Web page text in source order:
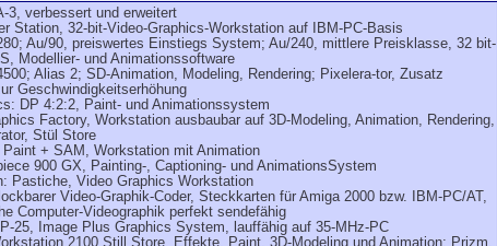
3, verbessert und erweitert
Station, 32-bit-Video-Graphics-Workstation auf IBM-PC-Basis
Au/90, preiswertes Einstiegs System; Au/240, mittlere Preisklasse, 32 bit-
Modellier- und Animationssoftware
Alias 2; SD-Animation, Modeling, Rendering; Pixelera-tor, Zusatz
Geschwindigkeitserhöhung
DP 4:2:2, Paint- und Animationssystem
Factory, Workstation ausbaubar auf 3D-Modeling, Animation, Rendering,
Stül Store
Paint + SAM, Workstation mit Animation
900 GX, Painting-, Captioning- und AnimationsSystem
Pastiche, Video Graphics Workstation
Video-Graphik-Coder, Steckkarten für Amiga 2000 bzw. IBM-PC/AT,
Computer-Videographik perfekt sendefähig
25, Image Plus Graphics System, lauffähig auf 35-MHz-PC
2100 Still Store, Effekte, Paint, 3D-Modeling und Animation; Prizm,